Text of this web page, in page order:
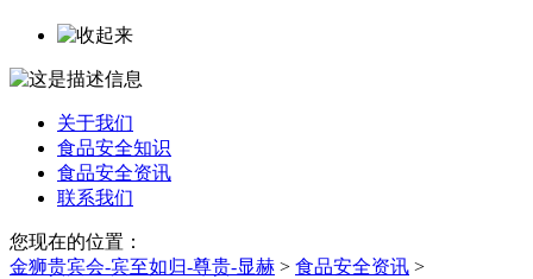
关于我们
食品安全知识
食品安全资讯
联系我们
您现在的位置：
金狮贵宾会-宾至如归-尊贵-显赫 > 食品安全资讯 >